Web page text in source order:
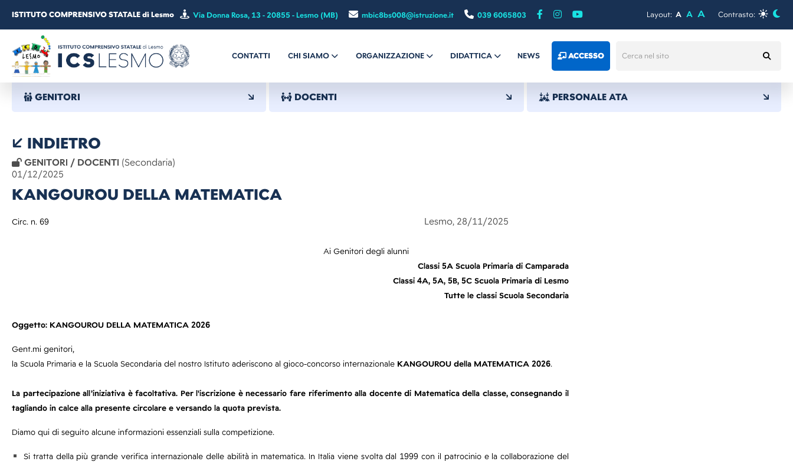
ISTITUTO COMPRENSIVO STATALE di Lesmo Via Donna Rosa, 13 - 20855 - Lesmo (MB) mbic8bs008@istruzione.it 039 6065803 Layout: A A A Contrasto:
CONTATTI CHI SIAMO ORGANIZZAZIONE DIDATTICA NEWS ACCESSO
GENITORI DOCENTI PERSONALE ATA
INDIETRO
GENITORI / DOCENTI (Secondaria)
01/12/2025
KANGOUROU DELLA MATEMATICA
Circ. n. 69 Lesmo, 28/11/2025
Ai Genitori degli alunni
Classi 5A Scuola Primaria di Camparada
Classi 4A, 5A, 5B, 5C Scuola Primaria di Lesmo
Tutte le classi Scuola Secondaria
Oggetto: KANGOUROU DELLA MATEMATICA 2026
Gent.mi genitori,
la Scuola Primaria e la Scuola Secondaria del nostro Istituto aderiscono al gioco-concorso internazionale KANGOUROU della MATEMATICA 2026.
La partecipazione all’iniziativa è facoltativa. Per l'iscrizione è necessario fare riferimento alla docente di Matematica della classe, consegnando il
tagliando in calce alla presente circolare e versando la quota prevista.
Diamo qui di seguito alcune informazioni essenziali sulla competizione.
Si tratta della più grande verifica internazionale delle abilità in matematica. In Italia viene svolta dal 1999 con il patrocinio e la collaborazione del